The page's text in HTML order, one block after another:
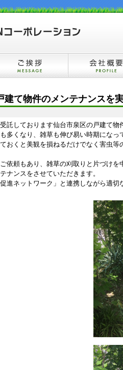
建て物件のメンテナンスを
託しております仙台市泉区の戸建て
多くなり、雑草も伸び易い時期になっ
おくと美観を損ねるだけでなく害虫
依頼もあり、雑草の刈取りと片づけを
ナンスをさせていただきます。
進ネットワーク」と連携しながら適